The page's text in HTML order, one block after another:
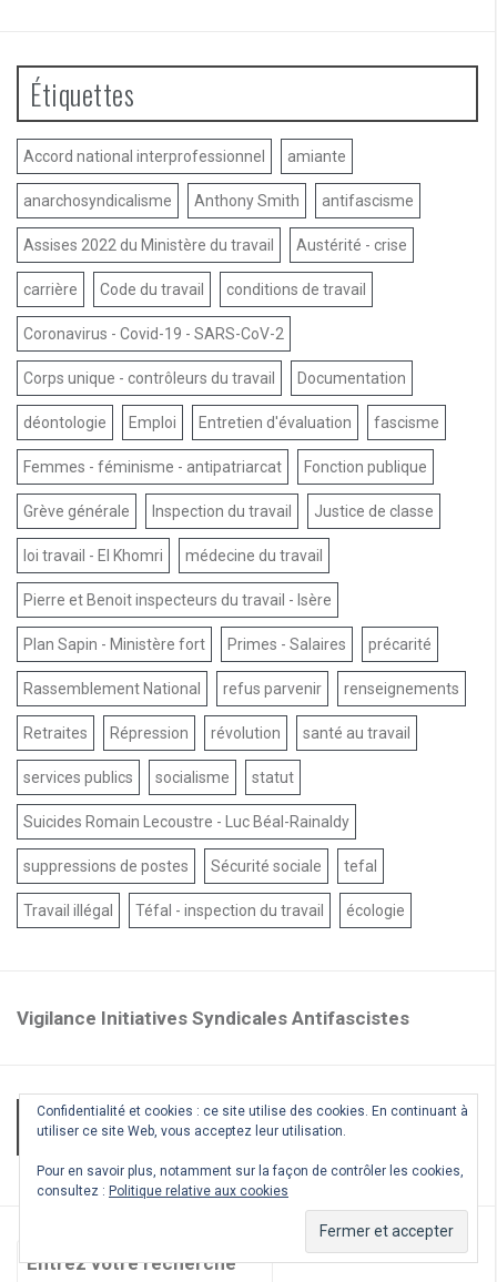
Étiquettes
Accord national interprofessionnel amiante
anarchosyndicalisme Anthony Smith antifascisme
Assises 2022 du Ministère du travail Austérité - crise
carrière Code du travail conditions de travail
Coronavirus - Covid-19 - SARS-CoV-2
Corps unique - contrôleurs du travail Documentation
déontologie Emploi Entretien d'évaluation fascisme
Femmes - féminisme - antipatriarcat Fonction publique
Grève générale Inspection du travail Justice de classe
loi travail - El Khomri médecine du travail
Pierre et Benoit inspecteurs du travail - Isère
Plan Sapin - Ministère fort Primes - Salaires précarité
Rassemblement National refus parvenir renseignements
Retraites Répression révolution santé au travail
services publics socialisme statut
Suicides Romain Lecoustre - Luc Béal-Rainaldy
suppressions de postes Sécurité sociale tefal
Travail illégal Téfal - inspection du travail écologie
Vigilance Initiatives Syndicales Antifascistes
Site confédéral
Confidentialité et cookies : ce site utilise des cookies. En continuant à
utiliser ce site Web, vous acceptez leur utilisation.
Pour en savoir plus, notamment sur la façon de contrôler les cookies,
consultez : Politique relative aux cookies